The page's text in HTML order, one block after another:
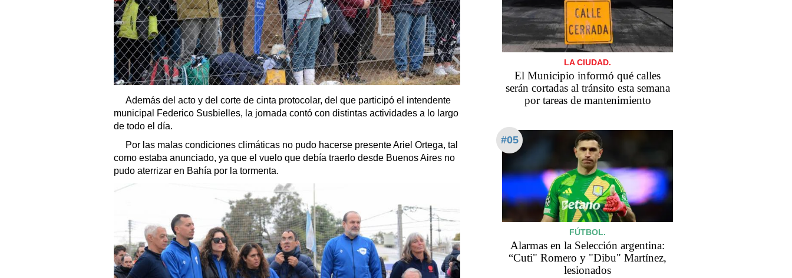
Además del acto y del corte de cinta protocolar, del que participó el intendente
municipal Federico Susbielles, la jornada contó con distintas actividades a lo largo
de todo el día.
Por las malas condiciones climáticas no pudo hacerse presente Ariel Ortega, tal
como estaba anunciado, ya que el vuelo que debía traerlo desde Buenos Aires no
pudo aterrizar en Bahía por la tormenta.
LA CIUDAD.
El Municipio informó qué calles
serán cortadas al tránsito esta semana
por tareas de mantenimiento
#05
FÚTBOL.
Alarmas en la Selección argentina:
“Cuti" Romero y "Dibu" Martínez,
lesionados